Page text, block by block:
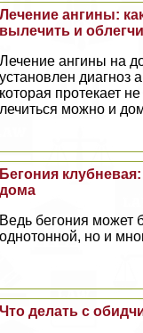
Лечение ангины:
вылечить и
Лечение ангины на
установлен диагноз
которая протекает
лечиться можно и
Бегония
дома
Ведь бегония может
однотонной, но и
Что делать с